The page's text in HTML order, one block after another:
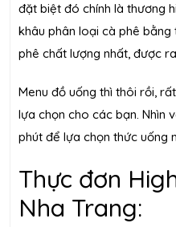
đặt biệt đó chính là thương
khâu phân loại cà phê
phê chất lượng nhất, được
Menu đồ uống thì thôi rồi,
lựa chọn cho các bạn. Nhìn
phút để lựa chọn thức uống
Thực đơn
Nha Trang: